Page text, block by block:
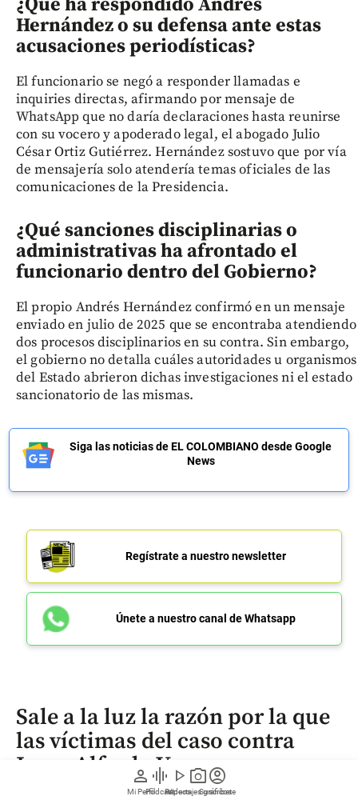
person
Mi Perfil
graphic_eq
Pódcast
play_arrow
Videos
photo_camera
Reportajes gráficos
account_circle
Suscríbete
¿Qué ha respondido Andrés
Hernández o su defensa ante estas
acusaciones periodísticas?
El funcionario se negó a responder llamadas e
inquiries directas, afirmando por mensaje de
WhatsApp que no daría declaraciones hasta reunirse
con su vocero y apoderado legal, el abogado Julio
César Ortiz Gutiérrez. Hernández sostuvo que por vía
de mensajería solo atendería temas oficiales de las
comunicaciones de la Presidencia.
¿Qué sanciones disciplinarias o
administrativas ha afrontado el
funcionario dentro del Gobierno?
El propio Andrés Hernández confirmó en un mensaje
enviado en julio de 2025 que se encontraba atendiendo
dos procesos disciplinarios en su contra. Sin embargo,
el gobierno no detalla cuáles autoridades u organismos
del Estado abrieron dichas investigaciones ni el estado
sancionatorio de las mismas.
Siga las noticias de EL COLOMBIANO desde Google
News
Regístrate a nuestro newsletter
Únete a nuestro canal de Whatsapp
Sale a la luz la razón por la que
las víctimas del caso contra
Jorge Alfredo Vargas no
participarán en el juicio